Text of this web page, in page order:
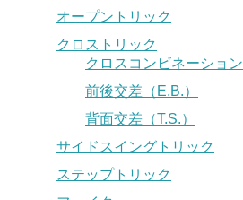
オープントリック
クロストリック
クロスコンビネーション
前後交差（E.B.）
背面交差（T.S.）
サイドスイングトリック
ステップトリック